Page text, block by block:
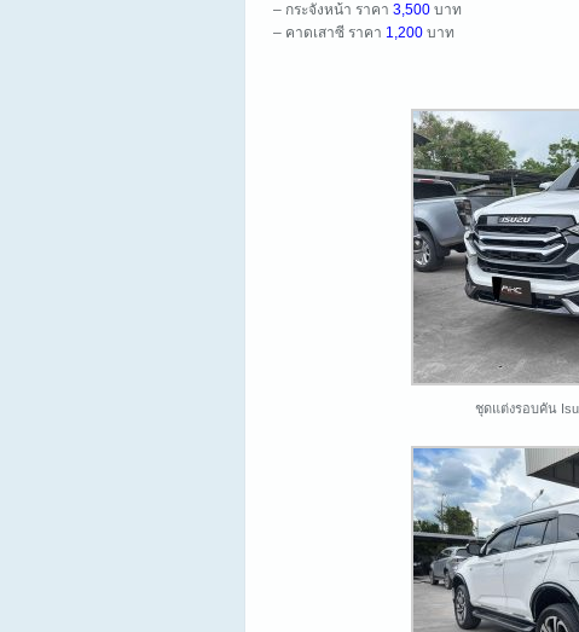
– กระจังหน้า ราคา 3,500 บาท
– คาดเสาซี ราคา 1,200 บาท
ชุดแต่งรอบคัน